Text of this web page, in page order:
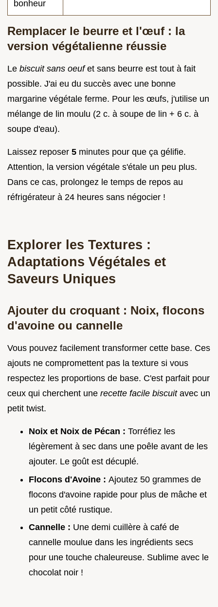
bonheur
Remplacer le beurre et l'œuf : la
version végétalienne réussie
Le biscuit sans oeufet sans beurre est tout à fait
possible. J'ai eu du succès avec une bonne
margarine végétale ferme. Pour les œufs, j'utilise un
mélange de lin moulu (2 c. à soupe de lin + 6 c. à
soupe d'eau).
Laissez reposer 5 minutes pour que ça gélifie.
Attention, la version végétale s'étale un peu plus.
Dans ce cas, prolongez le temps de repos au
réfrigérateur à 24 heures sans négocier !
Explorer les Textures :
Adaptations Végétales et
Saveurs Uniques
Ajouter du croquant : Noix, flocons
d'avoine ou cannelle
Vous pouvez facilement transformer cette base. Ces
ajouts ne compromettent pas la texture si vous
respectez les proportions de base. C'est parfait pour
ceux qui cherchent une recette facile biscuit avec un
petit twist.
Noix et Noix de Pécan : Torréfiez les
légèrement à sec dans une poêle avant de les
ajouter. Le goût est décuplé.
Flocons d'Avoine : Ajoutez 50 grammes de
flocons d'avoine rapide pour plus de mâche et
un petit côté rustique.
Cannelle : Une demi cuillère à café de
cannelle moulue dans les ingrédients secs
pour une touche chaleureuse. Sublime avec le
chocolat noir !